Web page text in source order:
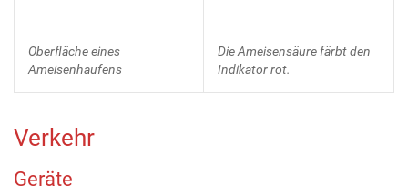
Oberfläche eines
Ameisenhaufens
Die Ameisensäure färbt den
Indikator rot.
Verkehr
Geräte